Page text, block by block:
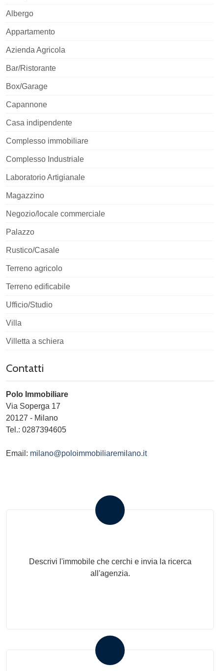
Albergo
Appartamento
Azienda Agricola
Bar/Ristorante
Box/Garage
Capannone
Casa indipendente
Complesso immobiliare
Complesso Industriale
Laboratorio Artigianale
Magazzino
Negozio/locale commerciale
Palazzo
Rustico/Casale
Terreno agricolo
Terreno edificabile
Ufficio/Studio
Villa
Villetta a schiera
Contatti
Polo Immobiliare
Via Soperga 17
20127 - Milano
Tel.: 0287394605
Email: milano@poloimmobiliaremilano.it
Descrivi l'immobile che cerchi e invia la ricerca
all'agenzia.